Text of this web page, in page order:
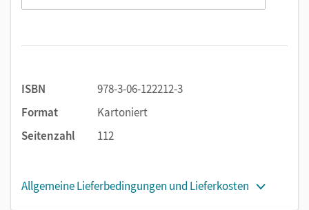
ISBN
978-3-06-122212-3
Format
Kartoniert
Seitenzahl
112
Allgemeine Lieferbedingungen und Lieferkosten